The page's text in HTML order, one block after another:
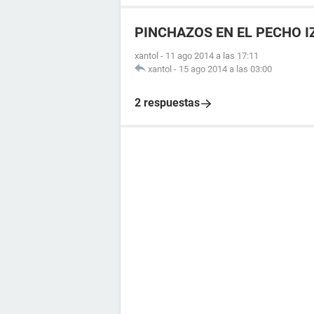
PINCHAZOS EN EL PECHO
xantol - 11 ago 2014 a las 17:11
xantol - 15 ago 2014 a las 03:00
2 respuestas